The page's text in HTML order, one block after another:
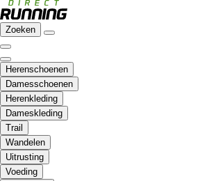
Zoeken
Herenschoenen
Damesschoenen
Herenkleding
Dameskleding
Trail
Wandelen
Uitrusting
Voeding